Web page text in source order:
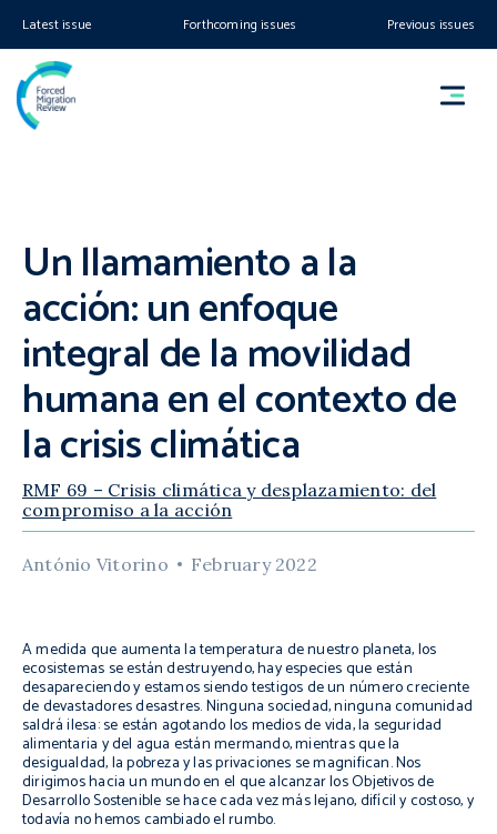
Latest issue Forthcoming issues Previous issues
Un llamamiento a la
acción: un enfoque
integral de la movilidad
humana en el contexto de
la crisis climática
RMF 69 – Crisis climática y desplazamiento: del
compromiso a la acción
António Vitorino February 2022
A medida que aumenta la temperatura de nuestro planeta, los
ecosistemas se están destruyendo, hay especies que están
desapareciendo y estamos siendo testigos de un número creciente
de devastadores desastres. Ninguna sociedad, ninguna comunidad
saldrá ilesa: se están agotando los medios de vida, la seguridad
alimentaria y del agua están mermando, mientras que la
desigualdad, la pobreza y las privaciones se magnifican. Nos
dirigimos hacia un mundo en el que alcanzar los Objetivos de
Desarrollo Sostenible se hace cada vez más lejano, difícil y costoso, y
todavía no hemos cambiado el rumbo.